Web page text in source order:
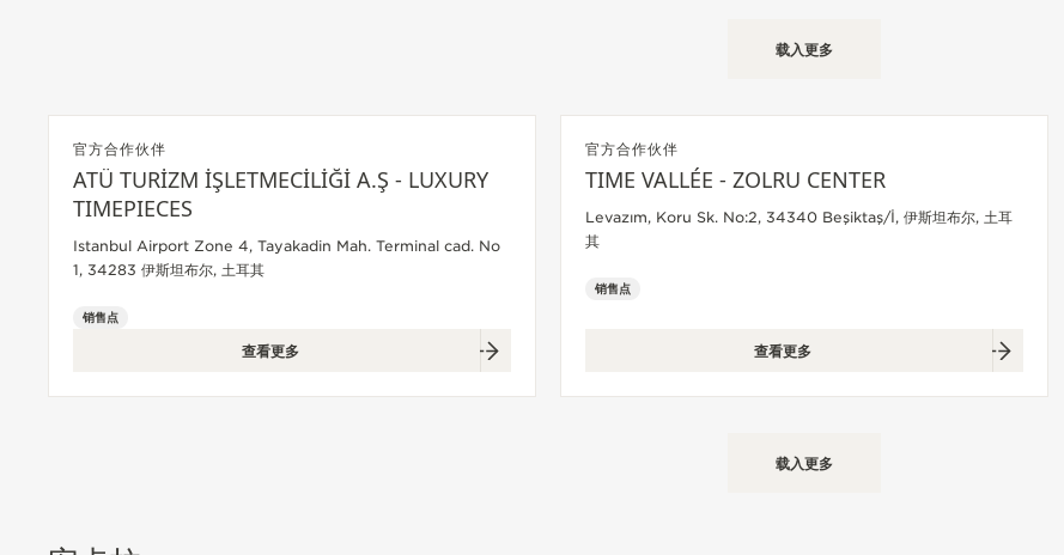
精准先锋
查看所有活动
载入更多
官方合作伙伴
ATÜ TURİZM İŞLETMECİLİĞİ A.Ş - LUXURY
TIMEPIECES
Istanbul Airport Zone 4, Tayakadin Mah. Terminal cad. No
1, 34283 伊斯坦布尔, 土耳其
销售点
查看更多
官方合作伙伴
TIME VALLÉE - ZOLRU CENTER
Levazım, Koru Sk. No:2, 34340 Beşiktaş/İ, 伊斯坦布尔, 土耳
其
销售点
查看更多
载入更多